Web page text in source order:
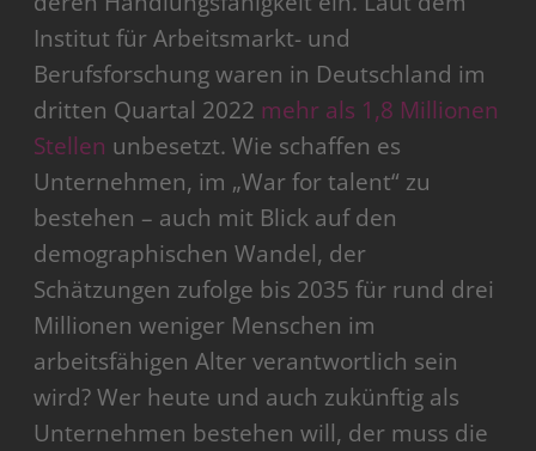
Institut für Arbeitsmarkt- und
Berufsforschung waren in Deutschland im
dritten Quartal 2022 mehr als 1,8 Millionen
Stellen unbesetzt. Wie schaffen es
Unternehmen, im „War for talent“ zu
bestehen – auch mit Blick auf den
demographischen Wandel, der
Schätzungen zufolge bis 2035 für rund drei
Millionen weniger Menschen im
arbeitsfähigen Alter verantwortlich sein
wird? Wer heute und auch zukünftig als
Unternehmen bestehen will, der muss die